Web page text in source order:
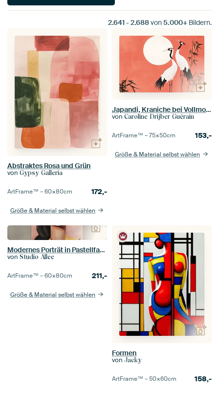
2.641 - 2.688von5.000+ Bildern.
Abstraktes Rosa und Grün
von Gypsy Galleria
ArtFrame™ –60×80cm 172,-
Größe & Material selbst wählen
Japandi, Kraniche bei Vollmond
von Caroline Drijber Guérain
ArtFrame™ –75×50cm 153,-
Größe & Material selbst wählen
Modernes Porträt in Pastellfarben
von Studio Allee
ArtFrame™ –60×80cm 211,-
Größe & Material selbst wählen
Formen
von Jacky
ArtFrame™ –50×60cm 158,-